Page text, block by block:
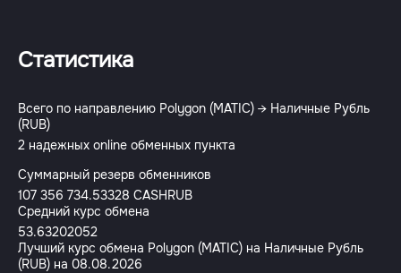
Статистика
Всего по направлению Polygon (MATIC) → Наличные Рубль
(RUB)
2 надежных online обменных пункта
Суммарный резерв обменников
107 356 734.53328 CASHRUB
Средний курс обмена
53.63202052
Лучший курс обмена Polygon (MATIC) на Наличные Рубль
(RUB) на 08.08.2026